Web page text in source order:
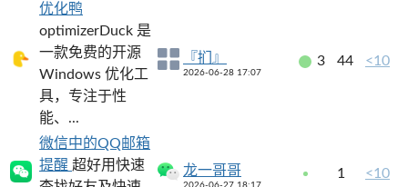
优化鸭
optimizerDuck 是
一款免费的开源
Windows 优化工
具，专注于性
能、...
『扪』
2026-06-28 17:07
3 44 <10
微信中的QQ邮箱
提醒 超好用快速
龙一哥哥
2026-06-27 18:17
1 <10